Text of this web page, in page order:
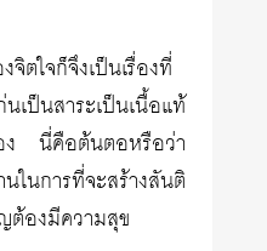
จิตใจก็จึงเป็นเรื่องที่
ป็นสาระเป็นเนื้อแท้
ง นี่คือต้นตอหรือว่า
ในการที่จะสร้างสันติ
องมีความสุข